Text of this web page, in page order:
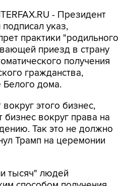
- Президент
указ,
практики "родильного
приезд в страну
получения
гражданства,
Белого дома.
этого бизнес,
вокруг права на
Так это не должно
Трамп на церемонии
тысяч" людей